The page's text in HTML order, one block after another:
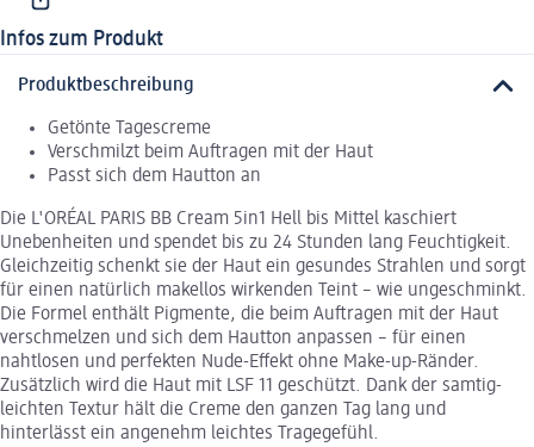
Infos zum Produkt
Produktbeschreibung
Getönte Tagescreme
Verschmilzt beim Auftragen mit der Haut
Passt sich dem Hautton an
Die L'ORÉAL PARIS BB Cream 5in1 Hell bis Mittel kaschiert
Unebenheiten und spendet bis zu 24 Stunden lang Feuchtigkeit.
Gleichzeitig schenkt sie der Haut ein gesundes Strahlen und sorgt
für einen natürlich makellos wirkenden Teint – wie ungeschminkt.
Die Formel enthält Pigmente, die beim Auftragen mit der Haut
verschmelzen und sich dem Hautton anpassen – für einen
nahtlosen und perfekten Nude-Effekt ohne Make-up-Ränder.
Zusätzlich wird die Haut mit LSF 11 geschützt. Dank der samtig-
leichten Textur hält die Creme den ganzen Tag lang und
hinterlässt ein angenehm leichtes Tragegefühl.